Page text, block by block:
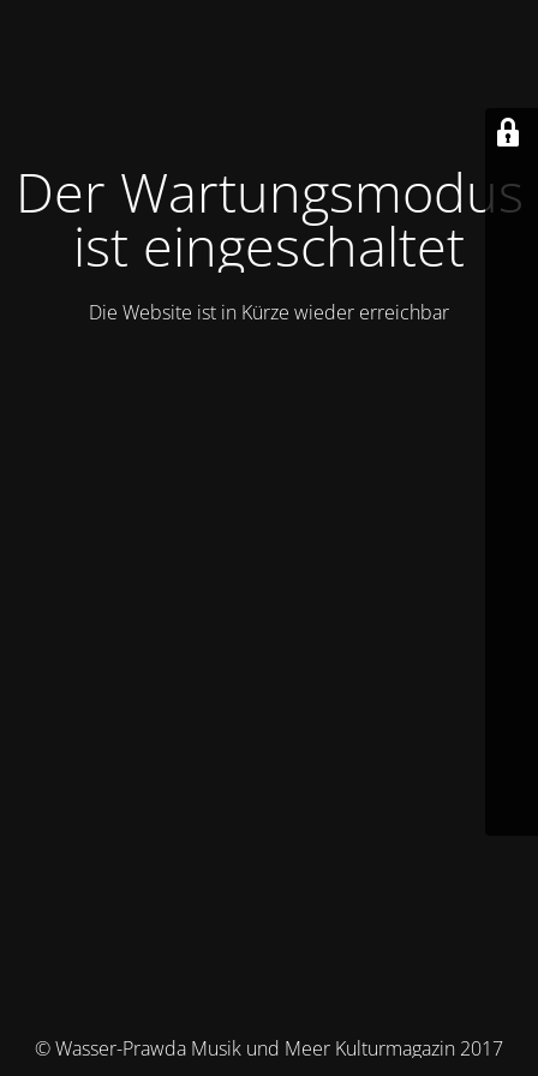
Der Wartungsmodus
ist eingeschaltet
Die Website ist in Kürze wieder erreichbar
© Wasser-Prawda Musik und Meer Kulturmagazin 2017